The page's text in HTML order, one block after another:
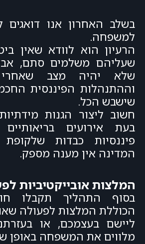
בשלב האחרון אנו דואגים
למשפחה.
הרעיון הוא לוודא שאין
שעליהם משלמים סתם,
שלא יהיה מצב
וההתנהלות הפיננסית
שישבש הכל.
חשוב ליצור הגנות
בעת אירועים
פיננסיות כבדות
המדינה אין מענה מספק.
המלצות אובייקטיביות
בסוף התהליך תקבלו
הכוללת המלצות לפעולה
ליישם בעצמכם, או
מלווים את המשפחה באופן